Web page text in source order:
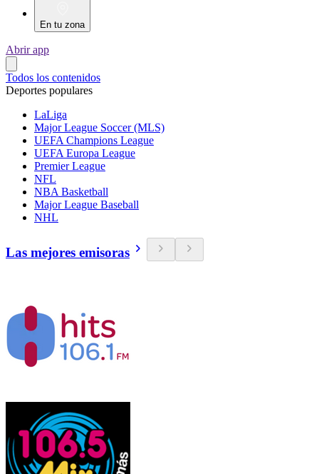
En tu zona
Abrir app
Todos los contenidos
Deportes populares
LaLiga
Major League Soccer (MLS)
UEFA Champions League
UEFA Europa League
Premier League
NFL
NBA Basketball
Major League Baseball
NHL
Las mejores emisoras